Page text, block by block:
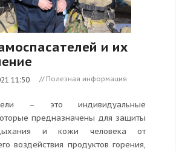
и их
11:50 // Полезная информация
– это индивидуальные
предназначены для защиты
и кожи человека от
воздействия продуктов горения,